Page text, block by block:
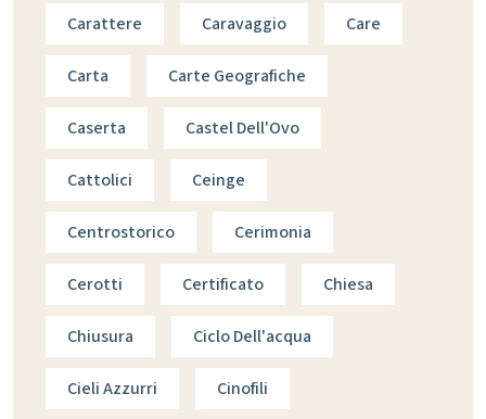
Carattere Caravaggio Care
Carta Carte Geografiche
Caserta Castel Dell'Ovo
Cattolici Ceinge
Centrostorico Cerimonia
Cerotti Certificato Chiesa
Chiusura Ciclo Dell'acqua
Cieli Azzurri Cinofili